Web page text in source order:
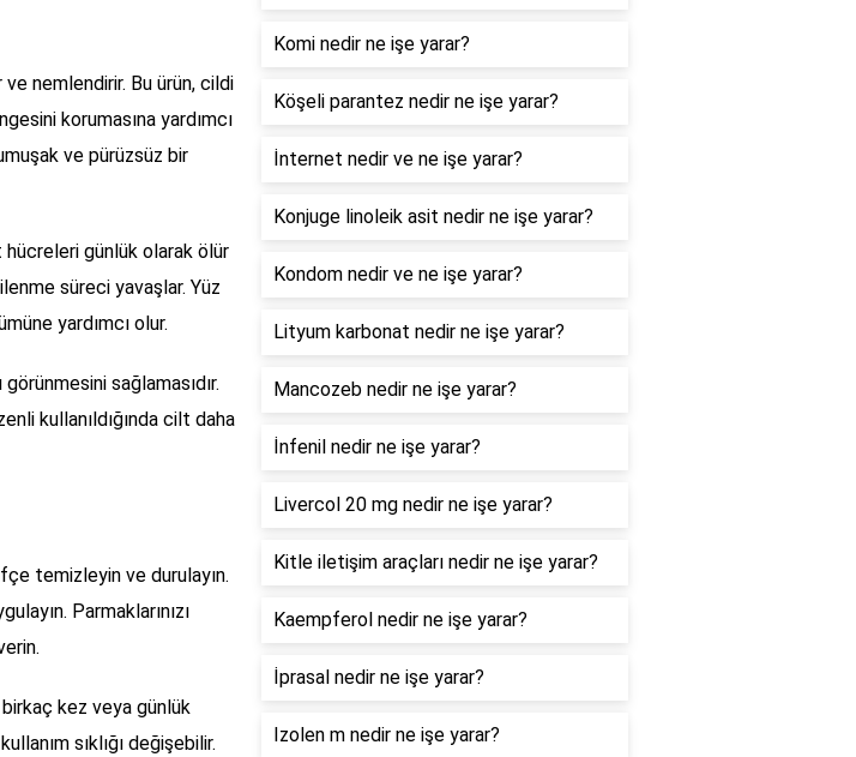
ve nemlendirir. Bu ürün, cildi
korumasına yardımcı
ve pürüzsüz bir
hücreleri günlük olarak ölür
süreci yavaşlar. Yüz
yardımcı olur.
sağlamasıdır.
kullanıldığında cilt daha
temizleyin ve durulayın.
Parmaklarınızı
kez veya günlük
sıklığı değişebilir.
Komi nedir ne işe yarar?
Köşeli parantez nedir ne işe yarar?
İnternet nedir ve ne işe yarar?
Konjuge linoleik asit nedir ne işe yarar?
Kondom nedir ve ne işe yarar?
Lityum karbonat nedir ne işe yarar?
Mancozeb nedir ne işe yarar?
İnfenil nedir ne işe yarar?
Livercol 20 mg nedir ne işe yarar?
Kitle iletişim araçları nedir ne işe yarar?
Kaempferol nedir ne işe yarar?
İprasal nedir ne işe yarar?
Izolen m nedir ne işe yarar?